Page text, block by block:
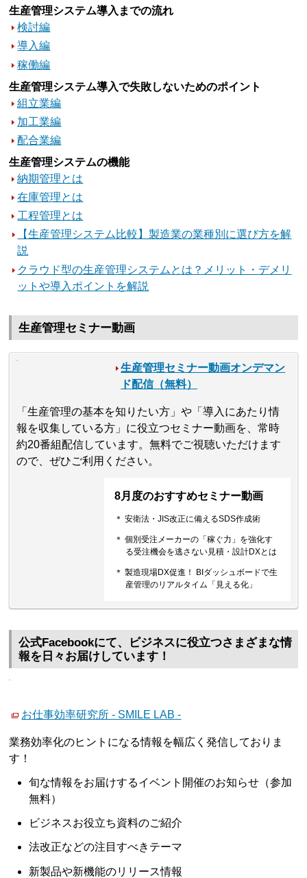
生産管理システム導入までの流れ
検討編
導入編
稼働編
生産管理システム導入で失敗しないためのポイント
組立業編
加工業編
配合業編
生産管理システムの機能
納期管理とは
在庫管理とは
工程管理とは
【生産管理システム比較】製造業の業種別に選び方を解
説
クラウド型の生産管理システムとは？メリット・デメリ
ットや導入ポイントを解説
生産管理セミナー動画
生産管理セミナー動画オンデマン
ド配信（無料）
「生産管理の基本を知りたい方」や「導入にあたり情
報を収集している方」に役立つセミナー動画を、常時
約20番組配信しています。無料でご視聴いただけます
ので、ぜひご利用ください。
8月度のおすすめセミナー動画
＊ 安衛法・JIS改正に備えるSDS作成術
＊ 個別受注メーカーの「稼ぐ力」を強化す
る受注機会を逃さない見積・設計DXとは
＊ 製造現場DX促進！ BIダッシュボードで生
産管理のリアルタイム「見える化」
公式Facebookにて、ビジネスに役立つさまざまな情
報を日々お届けしています！
お仕事効率研究所 - SMILE LAB -
業務効率化のヒントになる情報を幅広く発信しておりま
す！
旬な情報をお届けするイベント開催のお知らせ（参加
無料）
ビジネスお役立ち資料のご紹介
法改正などの注目すべきテーマ
新製品や新機能のリリース情報